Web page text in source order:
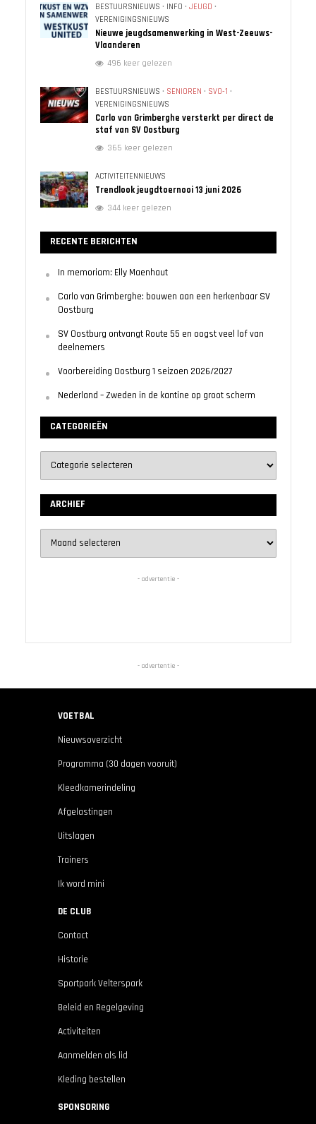
BESTUURSNIEUWS • INFO • JEUGD •
VERENIGINGSNIEUWS
Nieuwe jeugdsamenwerking in West-Zeeuws-
Vlaanderen
496 keer gelezen
BESTUURSNIEUWS • SENIOREN • SVO-1 •
VERENIGINGSNIEUWS
Carlo van Grimberghe versterkt per direct de
staf van SV Oostburg
365 keer gelezen
ACTIVITEITENNIEUWS
Trendlook jeugdtoernooi 13 juni 2026
344 keer gelezen
RECENTE BERICHTEN
In memoriam: Elly Maenhaut
Carlo van Grimberghe: bouwen aan een herkenbaar SV
Oostburg
SV Oostburg ontvangt Route 55 en oogst veel lof van
deelnemers
Voorbereiding Oostburg 1 seizoen 2026/2027
Nederland – Zweden in de kantine op groot scherm
CATEGORIEËN
ARCHIEF
- advertentie -
- advertentie -
VOETBAL
Nieuwsoverzicht
Programma (30 dagen vooruit)
Kleedkamerindeling
Afgelastingen
Uitslagen
Trainers
Ik word mini
DE CLUB
Contact
Historie
Sportpark Velterspark
Beleid en Regelgeving
Activiteiten
Aanmelden als lid
Kleding bestellen
SPONSORING